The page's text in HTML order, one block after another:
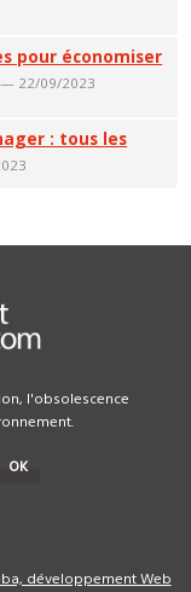
pour économiser
— 22/09/2023
: tous les
l'obsolescence
OK
développement Web